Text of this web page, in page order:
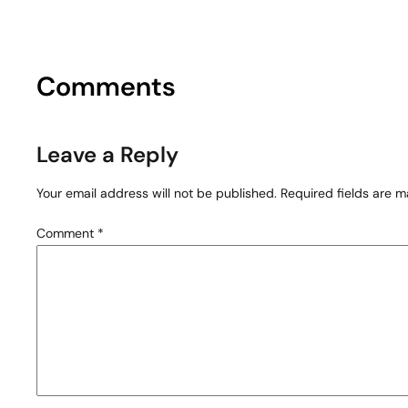
Comments
Leave a Reply
Your email address will not be published. Required fields are
Comment *